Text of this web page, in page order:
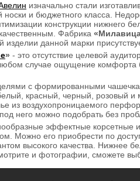
изначально стали
и бюджетного класса.
конструкции нижнего
Фабрика
изделии данной марки
» - это отсутствие целевой
случае ощущение комфорта
с формированными
красный, черный, розовый
из воздухопроницаемого
него можно подобрать без
эффектные корсетные
Можно его приобрести по
высокого качества. Нижнее
и фотографии, сможете